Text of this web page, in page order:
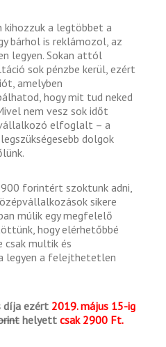
kihozzuk a legtöbbet a
bárhol is reklámozol, az
legyen. Sokan attól
sok pénzbe kerül, ezért
amelyben
hogy mit tud neked
nem vesz sok időt
elfoglalt – a
dolgok
forintért szoktunk adni,
sikere
múlik egy megfelelő
hogy elérhetőbbé
csak multik és
legyen a felejthetetlen
díja ezért 2019. május 15-ig
helyett csak 2900 Ft.